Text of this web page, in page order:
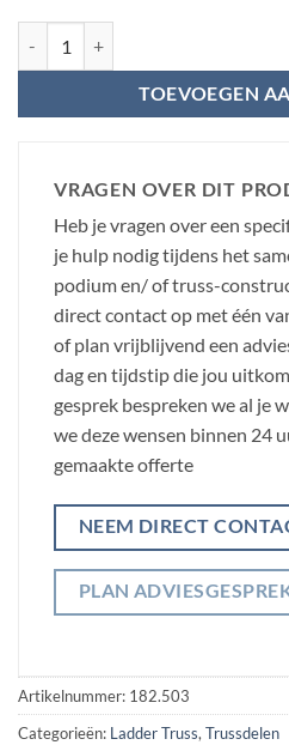
TOEVOEGEN
VRAGEN OVER DIT
Heb je vragen over een
je hulp nodig tijdens het
podium en/ of truss-
direct contact op met één
of plan vrijblijvend een
dag en tijdstip die jou
gesprek bespreken we al je
we deze wensen binnen 24
gemaakte offerte
NEEM DIRECT
PLAN
Artikelnummer: 182.503
Categorieën: Ladder Truss, Trussdelen